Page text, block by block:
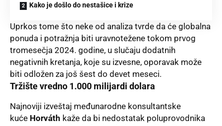
Kako je došlo do nestašice i krize
Uprkos tome što neke od analiza tvrde da će globalna
ponuda i potražnja biti uravnotežene tokom prvog
tromesečja 2024. godine, u slučaju dodatnih
negativnih kretanja, koje su izvesne, oporavak može
biti odložen za još šest do devet meseci.
Tržište vredno 1.000 milijardi dolara
Najnoviji izveštaj međunarodne konsultantske
kuće Horváth kaže da bi nedostatak poluprovodnika